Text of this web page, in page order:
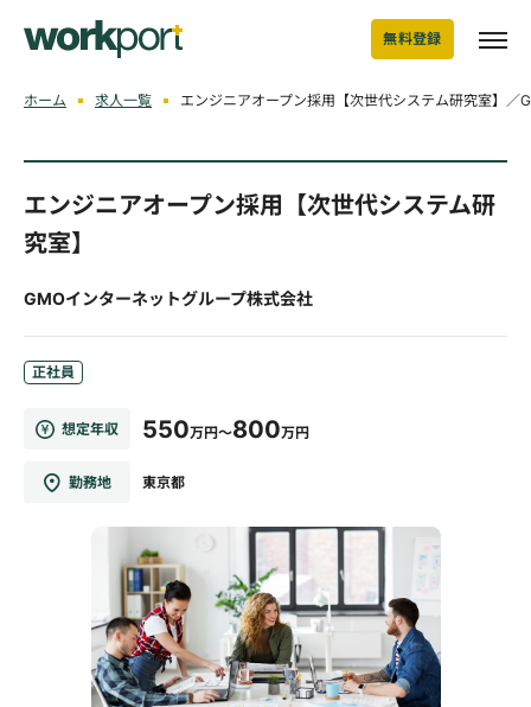
無料登録
ホーム 求人一覧 エンジニアオープン採用【次世代システム研究室】／
エンジニアオープン採用【次世代システム研
究室】
GMOインターネットグループ株式会社
正社員
想定年収 550万円～800万円
勤務地 東京都